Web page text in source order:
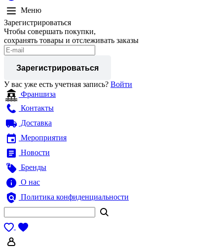
Меню
Зарегистрироваться
Чтобы совершать покупки,
сохранять товары и отслеживать заказы
Зарегистрироваться
У вас уже есть учетная запись? Войти
Франшиза
Контакты
Доставка
Мероприятия
Новости
Бренды
О нас
Политика конфиденциальности